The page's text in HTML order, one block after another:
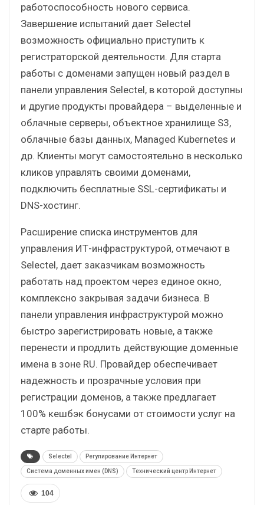
работоспособность нового сервиса.
Завершение испытаний дает Selectel
возможность официально приступить к
регистраторской деятельности. Для старта
работы с доменами запущен новый раздел в
панели управления Selectel, в которой доступны
и другие продукты провайдера – выделенные и
облачные серверы, объектное хранилище S3,
облачные базы данных, Managed Kubernetes и
др. Клиенты могут самостоятельно в несколько
кликов управлять своими доменами,
подключить бесплатные SSL-сертификаты и
DNS-хостинг.
Расширение списка инструментов для
управления ИТ-инфраструктурой, отмечают в
Selectel, дает заказчикам возможность
работать над проектом через единое окно,
комплексно закрывая задачи бизнеса. В
панели управления инфраструктурой можно
быстро зарегистрировать новые, а также
перенести и продлить действующие доменные
имена в зоне RU. Провайдер обеспечивает
надежность и прозрачные условия при
регистрации доменов, а также предлагает
100% кешбэк бонусами от стоимости услуг на
старте работы.
Selectel Регулирование Интернет
Система доменных имен (DNS) Технический центр Интернет
104